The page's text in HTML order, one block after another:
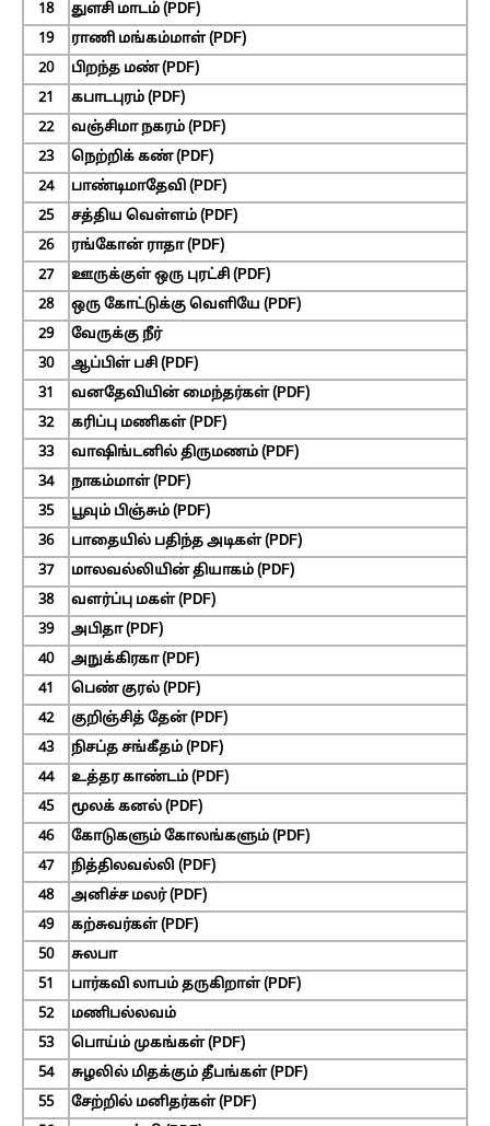
18
துளசி மாடம் (PDF)
19
ராணி மங்கம்மாள் (PDF)
20
பிறந்த மண் (PDF)
21
கபாடபுரம் (PDF)
22
வஞ்சிமா நகரம் (PDF)
23
நெற்றிக் கண் (PDF)
24
பாண்டிமாதேவி (PDF)
25
சத்திய வெள்ளம் (PDF)
26
ரங்கோன் ராதா (PDF)
27
ஊருக்குள் ஒரு புரட்சி (PDF)
28
ஒரு கோட்டுக்கு வெளியே (PDF)
29
வேருக்கு நீர்
30
ஆப்பிள் பசி (PDF)
31
வனதேவியின் மைந்தர்கள் (PDF)
32
கரிப்பு மணிகள் (PDF)
33
வாஷிங்டனில் திருமணம் (PDF)
34
நாகம்மாள் (PDF)
35
பூவும் பிஞ்சும் (PDF)
36
பாதையில் பதிந்த அடிகள் (PDF)
37
மாலவல்லியின் தியாகம் (PDF)
38
வளர்ப்பு மகள் (PDF)
39
அபிதா (PDF)
40
அநுக்கிரகா (PDF)
41
பெண் குரல் (PDF)
42
குறிஞ்சித் தேன் (PDF)
43
நிசப்த சங்கீதம் (PDF)
44
உத்தர காண்டம் (PDF)
45
மூலக் கனல் (PDF)
46
கோடுகளும் கோலங்களும் (PDF)
47
நித்திலவல்லி (PDF)
48
அனிச்ச மலர் (PDF)
49
கற்சுவர்கள் (PDF)
50
சுலபா
51
பார்கவி லாபம் தருகிறாள் (PDF)
52
மணிபல்லவம்
53
பொய்ம் முகங்கள் (PDF)
54
சுழலில் மிதக்கும் தீபங்கள் (PDF)
55
சேற்றில் மனிதர்கள் (PDF)